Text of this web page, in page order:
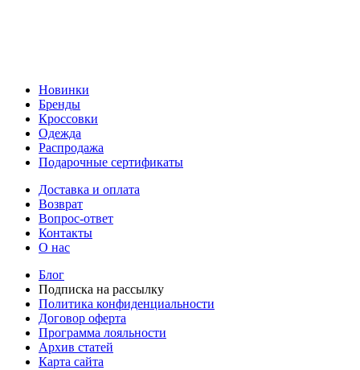
Новинки
Бренды
Кроссовки
Одежда
Распродажа
Подарочные сертификаты
Доставка и оплата
Возврат
Вопрос-ответ
Контакты
О нас
Блог
Подписка на рассылку
Политика конфиденциальности
Договор оферта
Программа лояльности
Архив статей
Карта сайта